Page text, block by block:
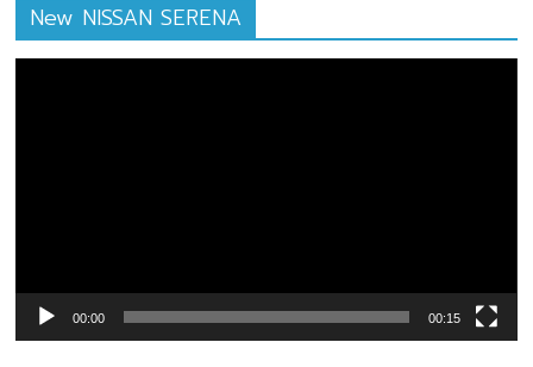
New NISSAN SERENA
00:00 00:15